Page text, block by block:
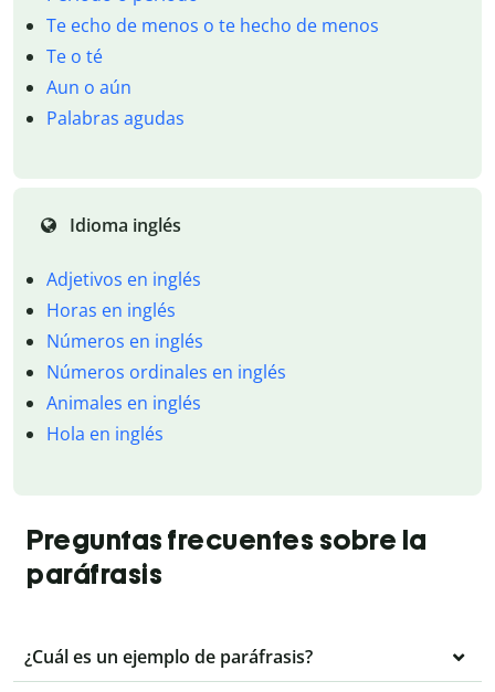
Te echo de menos o te hecho de menos
Te o té
Aun o aún
Palabras agudas
Idioma inglés
Adjetivos en inglés
Horas en inglés
Números en inglés
Números ordinales en inglés
Animales en inglés
Hola en inglés
Preguntas frecuentes sobre la
paráfrasis
¿Cuál es un ejemplo de paráfrasis?